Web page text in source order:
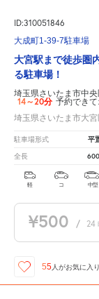
ID:310051846
大成町1-39-7駐車場
大宮駅まで徒歩圏
る駐車場！
埼玉県さいたま市中
14～20分 予約できて
埼玉県さいたま市大
駐車場形式 平
全長
軽 コ 中型
¥500 / 24
55 人がお気に入